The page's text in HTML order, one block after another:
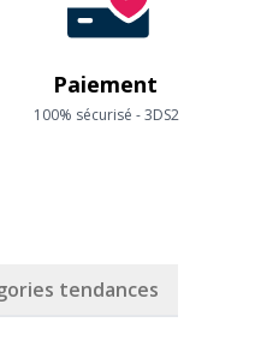
Paiement
100% sécurisé - 3DS2
tendances